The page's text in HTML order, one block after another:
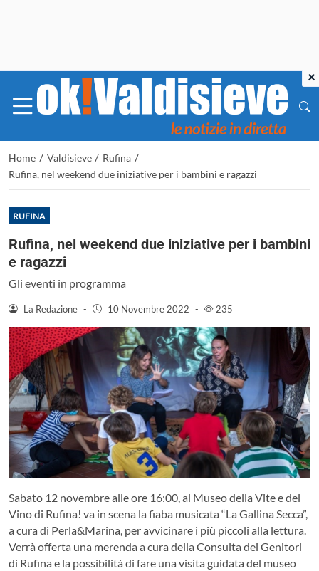
Home / Valdisieve / Rufina /
Rufina, nel weekend due iniziative per i bambini e ragazzi
RUFINA
Rufina, nel weekend due iniziative per i bambini
e ragazzi
Gli eventi in programma
La Redazione - 10 Novembre 2022 - 235
Sabato 12 novembre alle ore 16:00, al Museo della Vite e del
Vino di Rufina! va in scena la fiaba musicata “La Gallina Secca”,
a cura di Perla&Marina, per avvicinare i più piccoli alla lettura.
Verrà offerta una merenda a cura della Consulta dei Genitori
di Rufina e la possibilità di fare una visita guidata del museo
×